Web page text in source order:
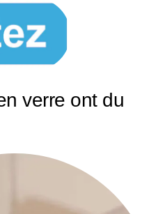
verre ont du